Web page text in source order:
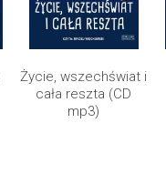
Życie, wszechświat i
cała reszta (CD
mp3)